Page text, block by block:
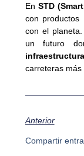
En STD
con productos
con el
un futuro
carreteras más
Anterior
Compartir